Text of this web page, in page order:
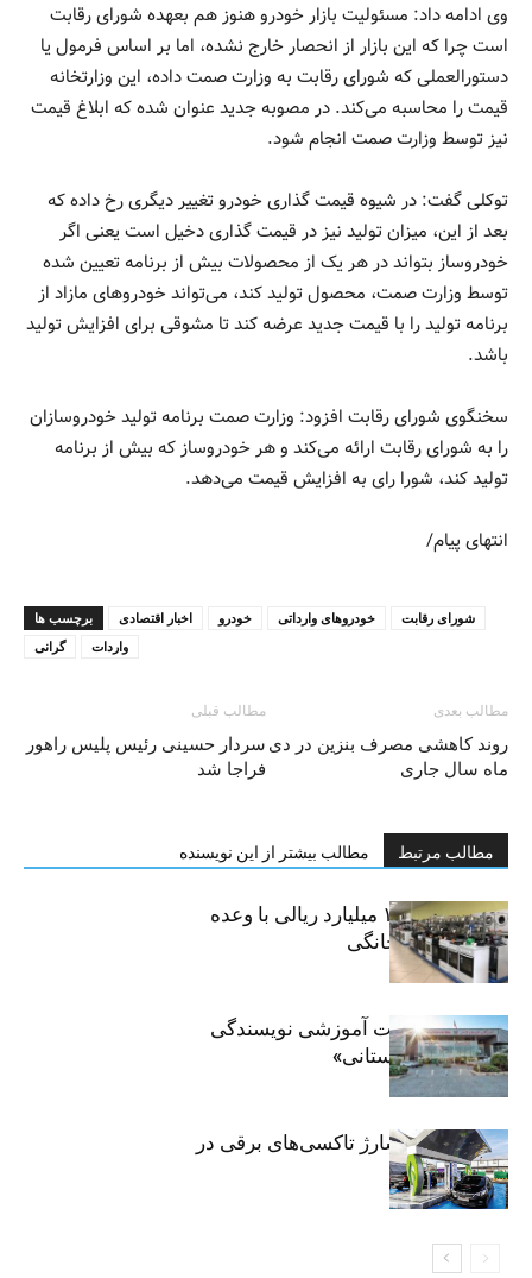
وی ادامه داد: مسئولیت بازار خودرو هنوز هم بعهده شورای رقابت
است چرا که این بازار از انحصار خارج نشده، اما بر اساس فرمول یا
دستورالعملی که شورای رقابت به وزارت صمت داده، این وزارتخانه
قیمت را محاسبه می‌کند. در مصوبه جدید عنوان شده که ابلاغ قیمت
نیز توسط وزارت صمت انجام شود.
توکلی گفت: در شیوه قیمت گذاری خودرو تغییر دیگری رخ داده که
بعد از این، میزان تولید نیز در قیمت گذاری دخیل است یعنی اگر
خودروساز بتواند در هر یک از محصولات بیش از برنامه تعیین شده
توسط وزارت صمت، محصول تولید کند، می‌تواند خودرو‌های مازاد از
برنامه تولید را با قیمت جدید عرضه کند تا مشوقی برای افزایش تولید
باشد.
سخنگوی شورای رقابت افزود: وزارت صمت برنامه تولید خودروسازان
را به شورای رقابت ارائه می‌کند و هر خودروساز که بیش از برنامه
تولید کند، شورا رای به افزایش قیمت می‌دهد.
انتهای پیام/
برچسب ها اخبار اقتصادی خودرو خودروهای وارداتی
شورای رقابت
گرانی
واردات
مطالب قبلی
سردار حسینی رئیس پلیس راهور
فراجا شد
مطالب بعدی
روند کاهشی مصرف بنزین در دی
ماه سال جاری
مطالب مرتبط مطالب بیشتر از این نویسنده
کلاهبرداری ۱۰۰ میلیارد ریالی با وعده
فروش لوازم خانگی
برگزاری جلسات آموزشی نویسندگی
«زندگی‌نامه داستانی»
توسعه شبکه شارژ تاکسی‌های برقی در
پایتخت